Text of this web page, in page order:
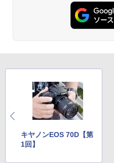
キヤノンEOS 70D【第
1回】